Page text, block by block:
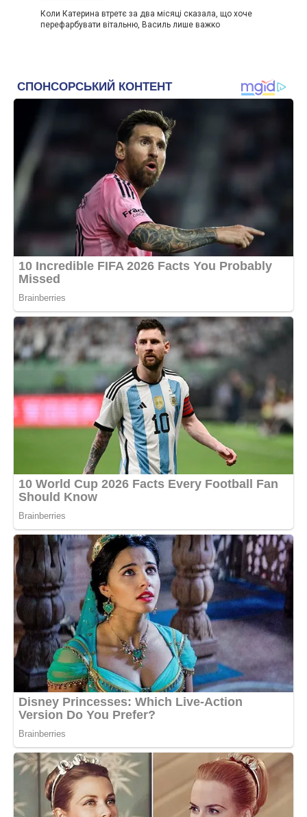
Коли Катерина втретє за два місяці сказала, що хоче
перефарбувати вітальню, Василь лише важко